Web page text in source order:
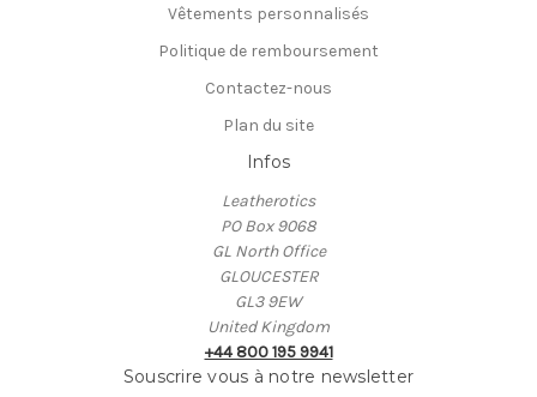
Vêtements personnalisés
Politique de remboursement
Contactez-nous
Plan du site
Infos
Leatherotics
PO Box 9068
GL North Office
GLOUCESTER
GL3 9EW
United Kingdom
+44 800 195 9941
Souscrire vous à notre newsletter